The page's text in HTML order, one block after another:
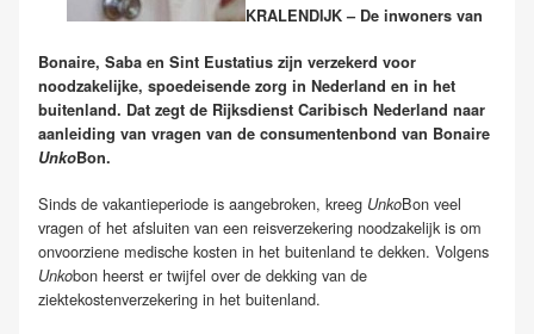
KRALENDIJK – De inwoners van
Bonaire, Saba en Sint Eustatius zijn verzekerd voor
noodzakelijke, spoedeisende zorg in Nederland en in het
buitenland. Dat zegt de Rijksdienst Caribisch Nederland naar
aanleiding van vragen van de consumentenbond van Bonaire
UnkoBon.
Sinds de vakantieperiode is aangebroken, kreeg UnkoBon veel
vragen of het afsluiten van een reisverzekering noodzakelijk is om
onvoorziene medische kosten in het buitenland te dekken. Volgens
Unkobon heerst er twijfel over de dekking van de
ziektekostenverzekering in het buitenland.